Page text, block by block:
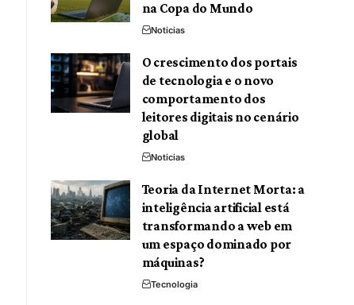
na Copa do Mundo
Noticias
O crescimento dos portais
de tecnologia e o novo
comportamento dos
leitores digitais no cenário
global
Noticias
Teoria da Internet Morta: a
inteligência artificial está
transformando a web em
um espaço dominado por
máquinas?
Tecnologia